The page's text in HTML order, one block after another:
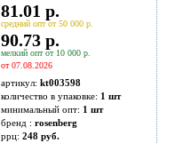
81.01 р.
средний опт от 50 000 р.
90.73 р.
мелкий опт от 10 000 р.
от 07.08.2026
артикул: kt003598
количество в упаковке: 1 шт
минимальный опт: 1 шт
бренд : rosenberg
ррц: 248 руб.